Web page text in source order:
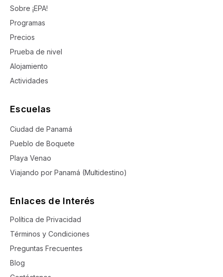
Sobre ¡EPA!
Programas
Precios
Prueba de nivel
Alojamiento
Actividades
Escuelas
Ciudad de Panamá
Pueblo de Boquete
Playa Venao
Viajando por Panamá (Multidestino)
Enlaces de Interés
Política de Privacidad
Términos y Condiciones
Preguntas Frecuentes
Blog